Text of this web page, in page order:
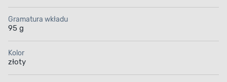
Gramatura wkładu
95 g
Kolor
złoty